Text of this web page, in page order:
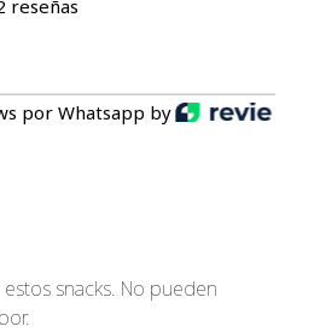
reseñas
por Whatsapp by
snacks. No pueden